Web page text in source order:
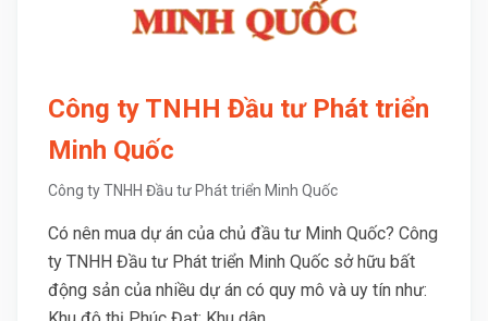
Công ty TNHH Đầu tư Phát triển
Minh Quốc
Công ty TNHH Đầu tư Phát triển Minh Quốc
Có nên mua dự án của chủ đầu tư Minh Quốc? Công
ty TNHH Đầu tư Phát triển Minh Quốc sở hữu bất
động sản của nhiều dự án có quy mô và uy tín như: